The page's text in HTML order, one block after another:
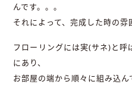
んです。。。
それによって、完成した時の雰
フローリングには実(サネ)と呼
にあり、
お部屋の端から順々に組み込ん